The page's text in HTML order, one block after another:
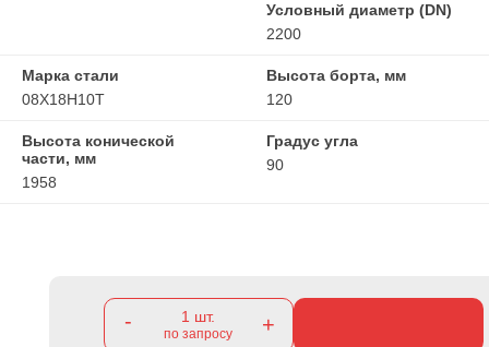
Условный диаметр (DN)
2200
Марка стали
08Х18Н10Т
Высота борта, мм
120
Высота конической
части, мм
1958
Градус угла
90
- 1 шт.
по запросу +